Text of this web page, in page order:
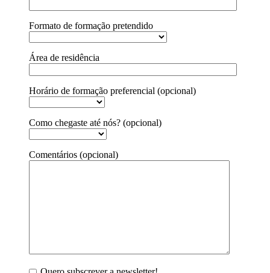
Formato de formação pretendido
Área de residência
Horário de formação preferencial (opcional)
Como chegaste até nós? (opcional)
Comentários (opcional)